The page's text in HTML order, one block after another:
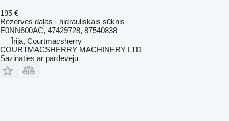
195 €
Rezerves daļas - hidrauliskais sūknis
E0NN600AC, 47429728, 87540838
Īrija, Courtmacsherry
COURTMACSHERRY MACHINERY LTD
Sazināties ar pārdevēju